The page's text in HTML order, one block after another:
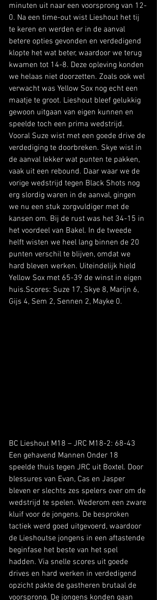
minuten uit naar een voorsprong van 12-
0. Na een time-out wist Lieshout het tij
te keren en werden er in de aanval
betere opties gevonden en verdedigend
klopte het wat beter, waardoor we terug
kwamen tot 14-8. Deze opleving konden
we helaas niet doorzetten. Zoals ook wel
verwacht was Yellow Sox nog echt een
maatje te groot. Lieshout bleef gelukkig
gewoon uitgaan van eigen kunnen en
speelde toch een prima wedstrijd.
Vooral Suze wist met een goede drive de
verdediging te doorbreken. Skye wist in
de aanval lekker wat punten te pakken,
vaak uit een rebound. Daar waar we de
vorige wedstrijd tegen Black Shots nog
erg slordig waren in de aanval, gingen
we nu een stuk zorgvuldiger met de
kansen om. Bij de rust was het 34-15 in
het voordeel van Bakel. In de tweede
helft wisten we heel lang binnen de 20
punten verschil te blijven, omdat we
hard bleven werken. Uiteindelijk hield
Yellow Sox met 65-39 de winst in eigen
huis.Scores: Suze 17, Skye 8, Marijn 6,
Gijs 4, Sem 2, Sennen 2, Mayke 0.
BC Lieshout M18 – JRC M18-2: 68-43
Een gehavend Mannen Onder 18
speelde thuis tegen JRC uit Boxtel. Door
blessures van Evan, Cas en Jasper
bleven er slechts zes spelers over om de
wedstrijd te spelen. Wederom een zware
kluif voor de jongens. De besproken
tactiek werd goed uitgevoerd, waardoor
de Lieshoutse jongens in een aftastende
beginfase het beste van het spel
hadden. Via snelle scores uit goede
drives en hard werken in verdedigend
opzicht pakte de gastheren brutaal de
voorsprong. De jongens konden gaan